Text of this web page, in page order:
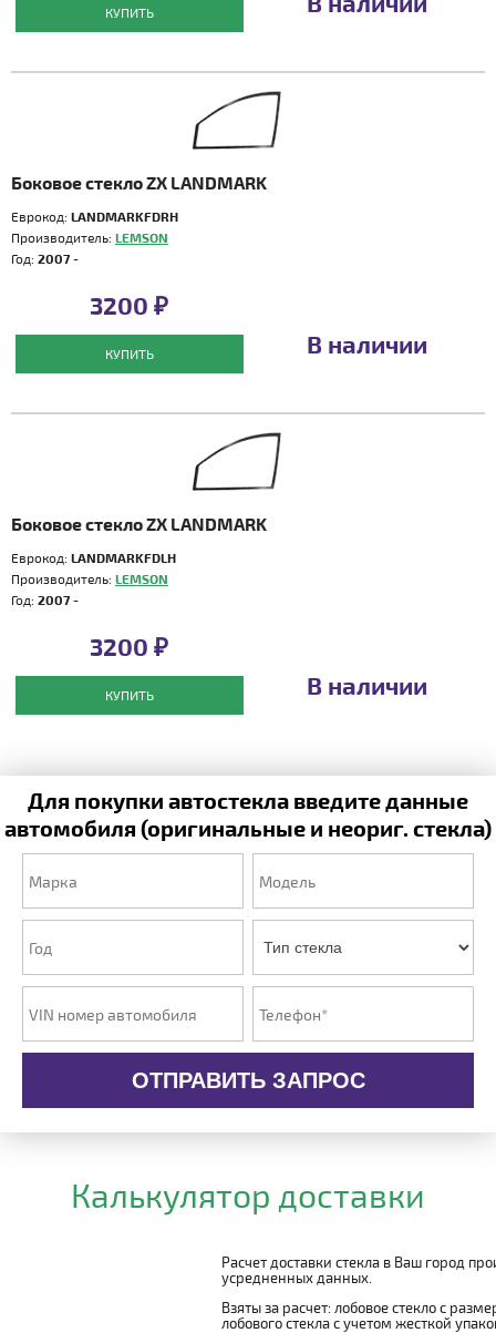
КУПИТЬ
Боковое стекло ZX LANDMARK
Еврокод: LANDMARKFDRH
Производитель: LEMSON
Год: 2007 -
3200 ₽
КУПИТЬ В наличии
Боковое стекло ZX LANDMARK
Еврокод: LANDMARKFDLH
Производитель: LEMSON
Год: 2007 -
3200 ₽
КУПИТЬ В наличии
Для покупки автостекла введите данные
автомобиля (оригинальные и неориг. стекла)
ОТПРАВИТЬ ЗАПРОС
Калькулятор доставки
Расчет доставки стекла в Ваш город
усредненных данных.
Взяты за расчет: лобовое стекло с
лобового стекла с учетом жесткой